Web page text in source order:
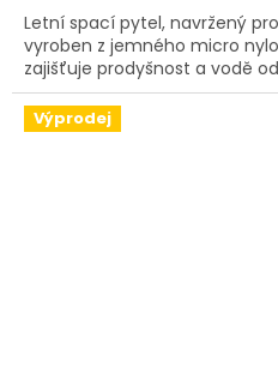
Letní spací pytel, navržený
vyroben z jemného micro
zajišťuje prodyšnost a vodě
Výprodej